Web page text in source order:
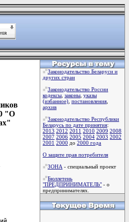
"О
Законодательство Беларуси и
других стран
Законодательство России
кодексы законы указы
(избанное) постановления
архив
Законодательство Республики
Беларусь по дате принятия:
2013 2012 2011 2010 2009 2008
2007 2006 2005 2004 2003 2002
2001 2000 до 2000 года
О защите прав потребителя
ЗОНА - специальный проект
Бюллетень
"ПРЕДПРИНИМАТЕЛЬ" - о
предпринимателях.